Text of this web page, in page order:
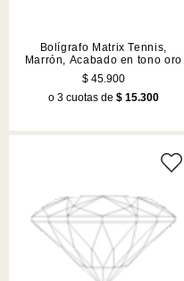
Bolígrafo Matrix Tennis,
Marrón, Acabado en tono oro
$ 45.900
o 3 cuotas de $ 15.300